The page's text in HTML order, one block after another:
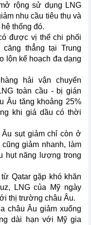
rộng sử dụng LNG
nhu cầu tiêu thụ và
thống đó.
được vị thế chi phối
thẳng tại Trung
lộn kế hoạch đa dạng
hải vận chuyển
toàn cầu - bị gián
Âu tăng khoảng 25%
khi giá dầu có thời
sụt giảm chỉ còn ở
giảm nhanh, làm
hụt năng lượng trong
Qatar gặp khó khăn
LNG của Mỹ ngày
thị trường châu Âu.
châu Âu giảm xuống
dài hạn với Mỹ gia